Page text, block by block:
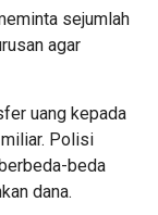
sejumlah
agar
uang kepada
Polisi
beda
dana.